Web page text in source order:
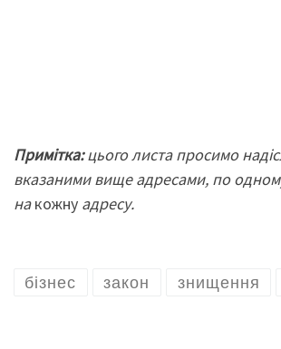
Примітка: цьоголиста просимо надіc
вказаними вище адресами, по
накожну адресу.
бізнес закон знищення